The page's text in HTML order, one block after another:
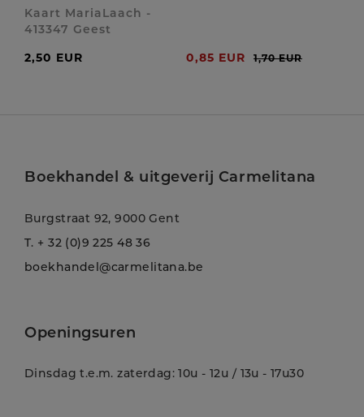
Kaart MariaLaach -
413347 Geest
2,50 EUR
0,85 EUR 1,70 EUR
Boekhandel & uitgeverij Carmelitana
Burgstraat 92, 9000 Gent
T. + 32 (0)9 225 48 36
boekhandel@carmelitana.be
Openingsuren
Dinsdag t.e.m. zaterdag: 10u - 12u / 13u - 17u30